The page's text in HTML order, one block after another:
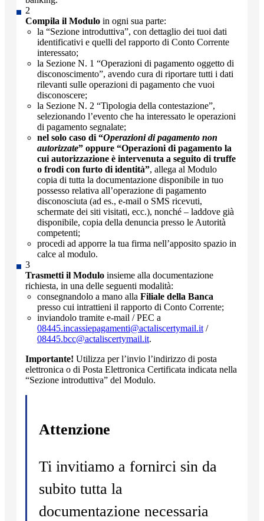
Compila il Modulo in ogni sua parte:
la “Sezione introduttiva”, con dettaglio dei tuoi dati
identificativi e quelli del rapporto di Conto Corrente
interessato;
la Sezione N. 1 “Operazioni di pagamento oggetto di
disconoscimento”, avendo cura di riportare tutti i dati
rilevanti sulle operazioni di pagamento che vuoi
disconoscere;
la Sezione N. 2 “Tipologia della contestazione”,
selezionando l’evento che ha interessato le operazioni
di pagamento segnalate;
nel solo caso di “Operazioni di pagamento non
autorizzate” oppure “Operazioni di pagamento la
cui autorizzazione è intervenuta a seguito di truffe
o frodi con furto di identità”, allega al Modulo
copia di tutta la documentazione disponibile in tuo
possesso relativa all’operazione di pagamento
disconosciuta (ad es., e-mail o SMS ricevuti,
schermate dei siti visitati, ecc.), nonché – laddove già
disponibile, copia della denuncia presso le Autorità
competenti;
procedi ad apporre la tua firma nell’apposito spazio in
calce al modulo.
Trasmetti il Modulo insieme alla documentazione
richiesta, in una delle seguenti modalità:
consegnandolo a mano alla Filiale della Banca
presso cui intrattieni il rapporto di Conto Corrente;
inviandolo tramite e-mail / PEC a
08445.incassiepagamenti@actaliscertymail.it /
08445.bcc@actaliscertymail.it.
Importante! Utilizza per l’invio l’indirizzo di posta
elettronica o di Posta Elettronica Certificata indicata nella
“Sezione introduttiva” del Modulo.
Attenzione
Ti invitiamo a fornirci sin da
subito tutta la
documentazione necessaria